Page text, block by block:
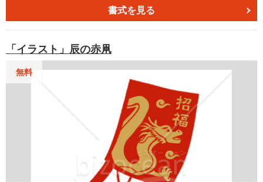
を使うのが丁寧な表現とされます 赤い文字で謹賀新年と書
いた本素材は、PNG形式のファイルであり、オリジナルで
書式を見る
「イラスト」辰の赤凧
無料